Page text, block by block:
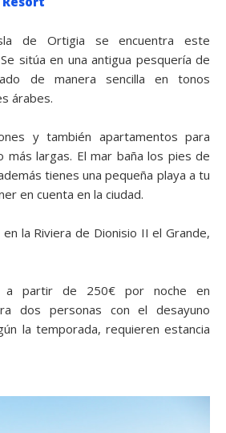
de Ortigia se encuentra este
sitúa en una antigua pesquería de
de manera sencilla en tonos
árabes.
y también apartamentos para
más largas. El mar baña los pies de
tienes una pequeña playa a tu
en cuenta en la ciudad.
la Riviera de Dionisio II el Grande,
a partir de 250€ por noche en
dos personas con el desayuno
la temporada, requieren estancia